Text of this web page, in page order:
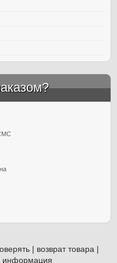
| возврат товара |
информация